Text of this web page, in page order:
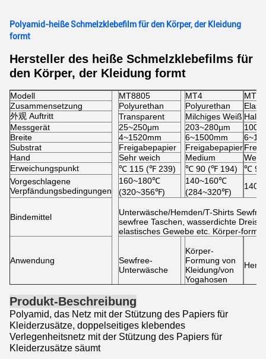
Polyamid-heiße Schmelzklebefilm für den Körper, der Kleidung
formt
Hersteller des heiße Schmelzklebefilms für
den Körper, der Kleidung formt
Modell MT8805 MT4
MT3
Zusammensetzung
Polyurethan Polyurethan
外观 Auftritt Transparent Milchiges Weiß
Messgerät
25~250μm 203~280μm
Breite
4~1520mm 6~1500mm
Substrat
Freigabepapier Freigabepapier
Hand
Sehr weich Medium
Erweichungspunkt
℃ 115 (℉ 239) ℃ 90 (℉ 194) ℃ 90
Vorgeschlagene
Verpfändungsbedingungen
160~180℃
(320~356℉)
140~160℃
(284~320℉)
Bindemittel
Unterwäsche/Hemden/T-Shirts
sewfree Taschen, wasserdichte
elastisches Gewebe etc. Körper-
Anwendung
Sewfree-
Unterwäsche
Körper-
Formung von
Kleidung/von
Yogahosen
Produkt-Beschreibung
Polyamid, das Netz mit der Stützung des Papiers für
Kleiderzusätze, doppelseitiges klebendes
Verlegenheitsnetz mit der Stützung des Papiers für
Kleiderzusätze säumt